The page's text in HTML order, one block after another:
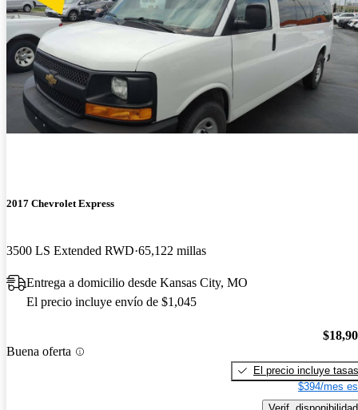
2017 Chevrolet Express
3500 LS Extended RWD 65,122 millas
Entrega a domicilio desde Kansas City, MO
El precio incluye envío de $1,045
Buena oferta
El precio incluye tasas
$394/mes